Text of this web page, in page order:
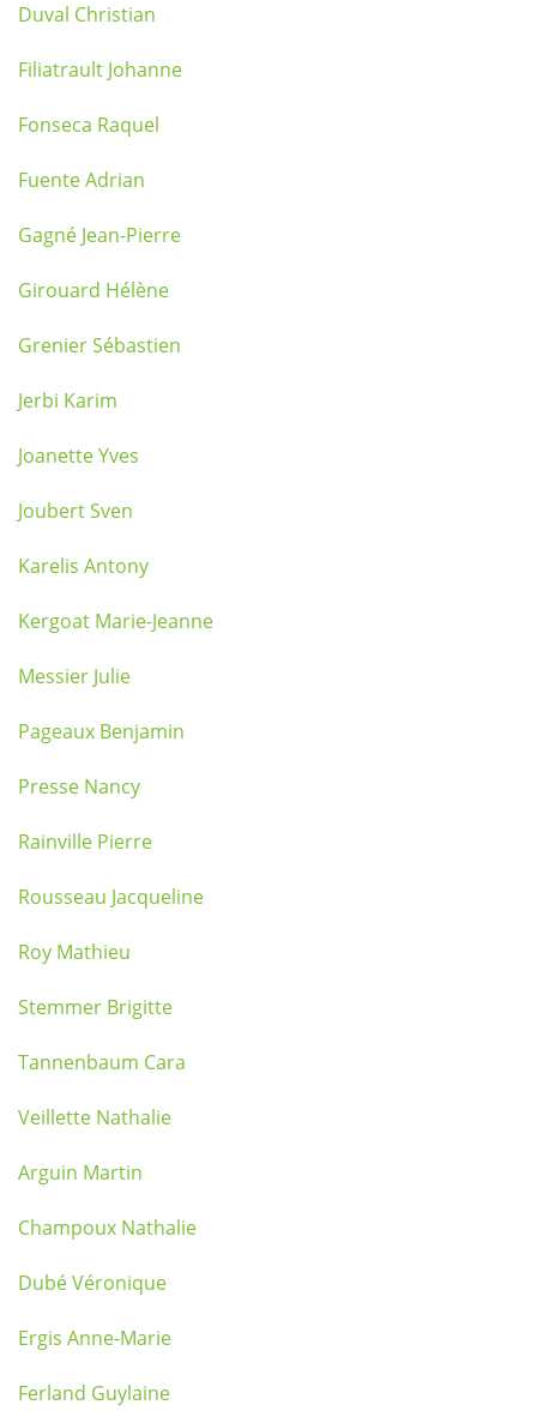
Duval Christian
Filiatrault Johanne
Fonseca Raquel
Fuente Adrian
Gagné Jean-Pierre
Girouard Hélène
Grenier Sébastien
Jerbi Karim
Joanette Yves
Joubert Sven
Karelis Antony
Kergoat Marie-Jeanne
Messier Julie
Pageaux Benjamin
Presse Nancy
Rainville Pierre
Rousseau Jacqueline
Roy Mathieu
Stemmer Brigitte
Tannenbaum Cara
Veillette Nathalie
Arguin Martin
Champoux Nathalie
Dubé Véronique
Ergis Anne-Marie
Ferland Guylaine